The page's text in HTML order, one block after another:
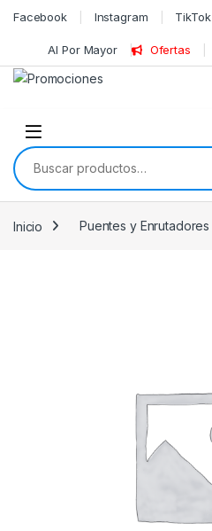
Skip to navigation
Skip to content
Facebook Instagram TikTok
Al Por Mayor Ofertas
Buscar por:
Inicio Puentes y Enrutadores